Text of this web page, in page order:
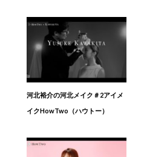
河北裕介の河北メイク＃2アイメ
イクHowTwo（ハウトー）